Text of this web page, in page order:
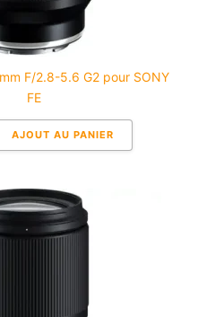
F/2.8-5.6 G2 pour SONY
FE
AJOUT AU PANIER